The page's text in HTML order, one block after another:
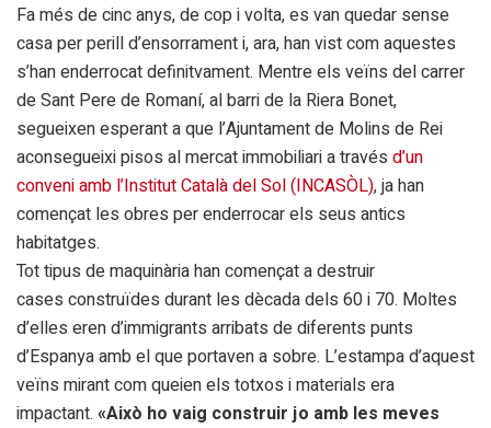
Fa més de cinc anys, de cop i volta, es van quedar sense
casa per perill d’ensorrament i, ara, han vist com aquestes
s’han enderrocat definitvament. Mentre els veïns del carrer
de Sant Pere de Romaní, al barri de la Riera Bonet,
segueixen esperant a que l’Ajuntament de Molins de Rei
aconsegueixi pisos al mercat immobiliari a través d’un
conveni amb l’Institut Català del Sol (INCASÒL), ja han
començat les obres per enderrocar els seus antics
habitatges.
Tot tipus de maquinària han començat a destruir
cases construïdes durant les dècada dels 60 i 70. Moltes
d’elles eren d’immigrants arribats de diferents punts
d’Espanya amb el que portaven a sobre. L’estampa d’aquest
veïns mirant com queien els totxos i materials era
impactant. «Això ho vaig construir jo amb les meves